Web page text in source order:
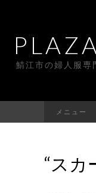
鯖江市の婦人服
メニュー
“スカ